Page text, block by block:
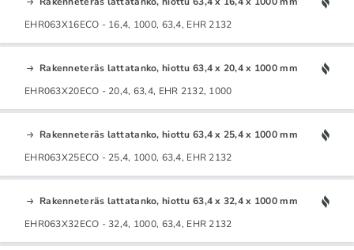
EHR063X16ECO - 16,4, 1000, 63,4, EHR 2132
Rakenneteräs lattatanko, hiottu 63,4 x 20,4 x 1000 mm
EHR063X20ECO - 20,4, 63,4, EHR 2132, 1000
Rakenneteräs lattatanko, hiottu 63,4 x 25,4 x 1000 mm
EHR063X25ECO - 25,4, 1000, 63,4, EHR 2132
Rakenneteräs lattatanko, hiottu 63,4 x 32,4 x 1000 mm
EHR063X32ECO - 32,4, 1000, 63,4, EHR 2132